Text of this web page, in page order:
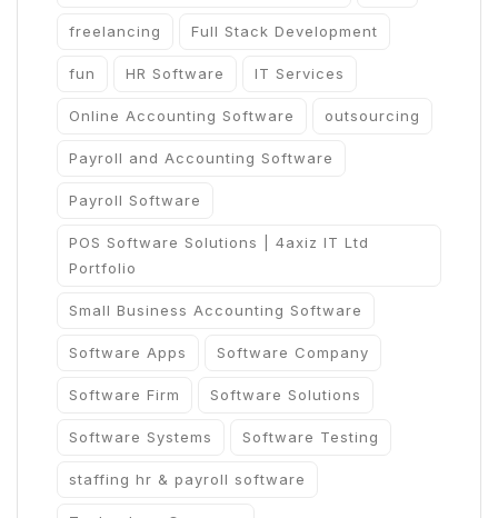
freelancing Full Stack Development
fun HR Software IT Services
Online Accounting Software outsourcing
Payroll and Accounting Software
Payroll Software
POS Software Solutions | 4axiz IT Ltd
Portfolio
Small Business Accounting Software
Software Apps Software Company
Software Firm Software Solutions
Software Systems Software Testing
staffing hr & payroll software